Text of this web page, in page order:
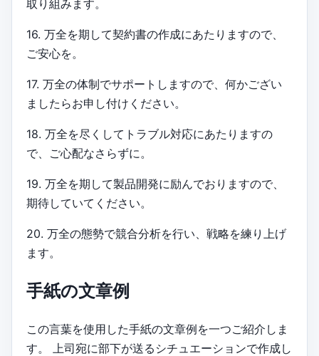
取り組みます。
16. 万全を期して契約書の作成にあたりますので、
ご安心を。
17. 万全の体制でサポートしますので、何かござい
ましたらお申し付けください。
18. 万全を尽くしてトラブル対応にあたりますの
で、ご心配なさらずに。
19. 万全を期して製品開発に励んでおりますので、
期待していてください。
20. 万全の態勢で競合分析を行い、戦略を練り上げ
ます。
手紙の文章例
この言葉を使用した手紙の文章例を一つご紹介しま
す。 上司宛に部下が送るシチュエーションで作成し